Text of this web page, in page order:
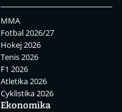
MMA
Fotbal 2026/27
Hokej 2026
Tenis 2026
F1 2026
Atletika 2026
Cyklistika 2026
Ekonomika